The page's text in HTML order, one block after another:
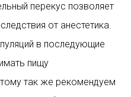
перекус позволяет
от анестетика.
в последующие
пищу
так же рекомендуем